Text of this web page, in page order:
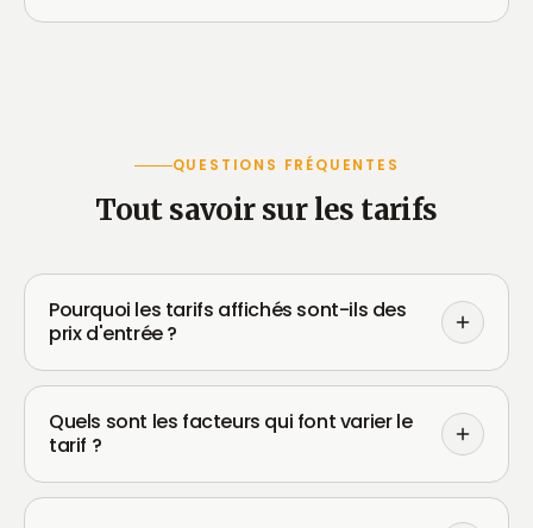
QUESTIONS FRÉQUENTES
Tout savoir sur les tarifs
Pourquoi les tarifs affichés sont-ils des
prix d'entrée ?
Quels sont les facteurs qui font varier le
tarif ?